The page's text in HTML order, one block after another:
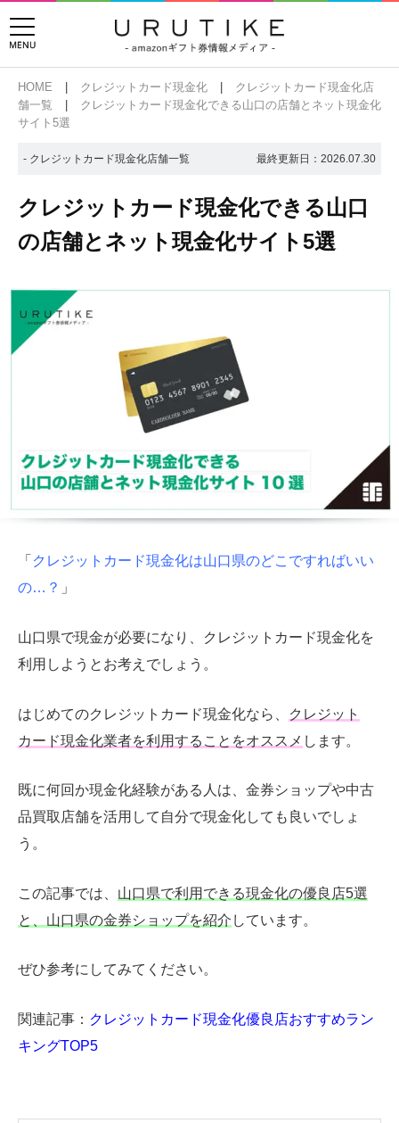
HOME クレジットカード現金化
クレジットカード現金化店
舗一覧
クレジットカード現金化できる山口の店舗とネット現金化
サイト5選
- クレジットカード現金化店舗一覧 最終更新日： 2026.07.30
クレジットカード現金化できる山口
の店舗とネット現金化サイト5選
「 クレジットカード現金化は山口県のどこですればいい
の…？ 」
山口県で現金が必要になり、クレジットカード現金化を
利用しようとお考えでしょう。
はじめてのクレジットカード現金化なら、
クレジット
カード現金化業者を利用することをオススメ します。
既に何回か現金化経験がある人は、金券ショップや中古
品買取店舗を活用して自分で現金化しても良いでしょ
う。
この記事では、 山口県で利用できる現金化の優良店5選
と、山口県の金券ショップを紹介 しています。
ぜひ参考にしてみてください。
関連記事： クレジットカード現金化優良店おすすめラン
キングTOP5